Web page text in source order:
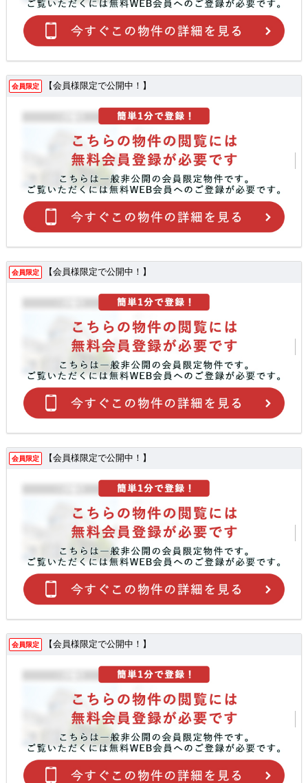
会員限定 【会員様限定で公開中！】
会員限定 【会員様限定で公開中！】
会員限定 【会員様限定で公開中！】
会員限定 【会員様限定で公開中！】